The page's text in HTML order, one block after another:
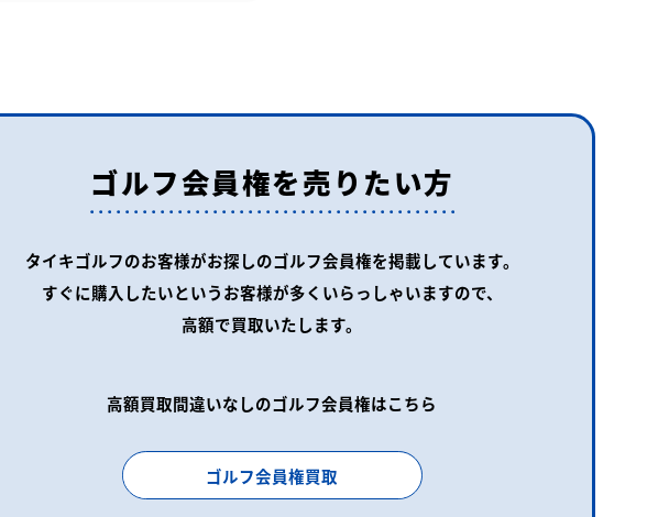
ゴルフ会員権を売りたい方
タイキゴルフのお客様がお探しのゴルフ会員権を掲載しています。
すぐに購入したいというお客様が多くいらっしゃいますので、
高額で買取いたします。
高額買取間違いなしのゴルフ会員権はこちら
ゴルフ会員権買取